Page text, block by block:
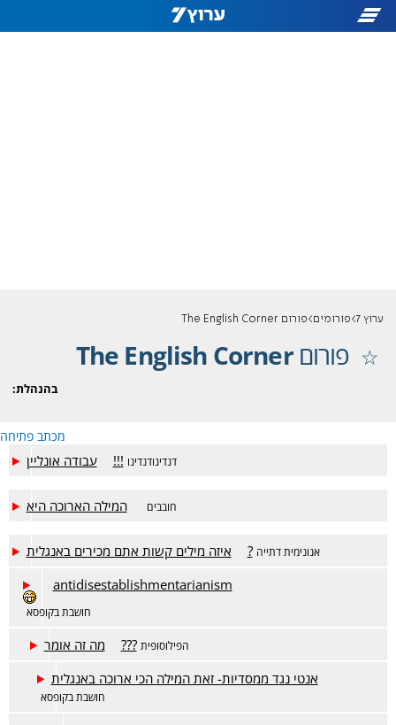
ערוץ 7 פורומים פורום The English Corner
פורוםThe English Corner
בהנהלת:
מכתב פתיחה
עבודה אונליין!!! דנדינודנדינו
המילה הארוכה היא חובבים
איזה מילים קשות אתם מכירים באנגלית? אנונימית דתייה
antidisestablishmentarianism
חושבת בקופסא
מה זה אומר??? הפילוסופית
אנטי נגד ממסדיות- זאת המילה הכי ארוכה באנגלית
חושבת בקופסא